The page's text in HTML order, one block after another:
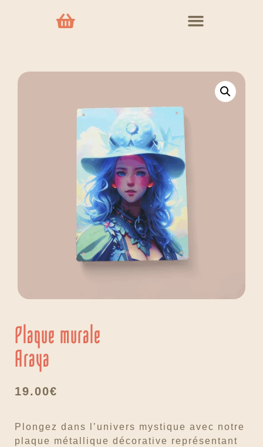
Plaque murale
Araya
19.00€
Plongez dans l’univers mystique avec notre
plaque métallique décorative représentant